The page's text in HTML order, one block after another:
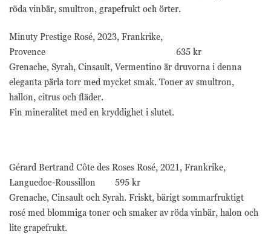
röda vinbär, smultron, grapefrukt och örter.
Minuty Prestige Rosé, 2023, Frankrike,
Provence 635 kr
Grenache, Syrah, Cinsault, Vermentino är druvorna i denna
eleganta pärla torr med mycket smak. Toner av smultron,
hallon, citrus och fläder.
Fin mineralitet med en kryddighet i slutet.
Gérard Bertrand Côte des Roses Rosé, 2021, Frankrike,
Languedoc-Roussillon 595 kr
Grenache, Cinsault och Syrah. Friskt, bärigt sommarfruktigt
rosé med blommiga toner och smaker av röda vinbär, halon och
lite grapefrukt.